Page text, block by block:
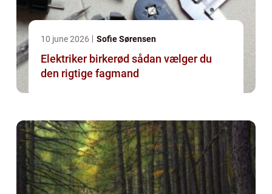
10 june 2026 Sofie Sørensen
Elektriker birkerød sådan vælger du
den rigtige fagmand